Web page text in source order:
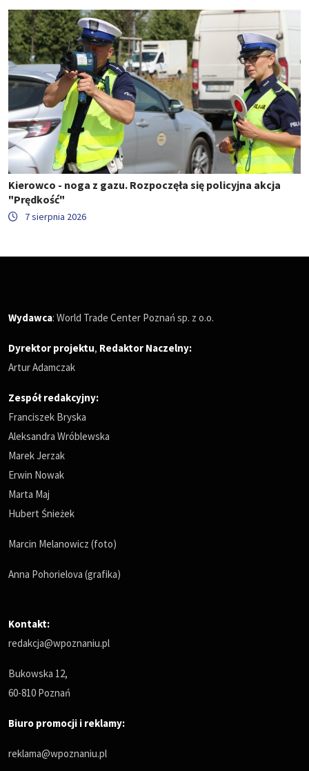
Kierowco - noga z gazu. Rozpoczęła się policyjna akcja
"Prędkość"
7 sierpnia 2026
Wydawca: World Trade Center Poznań sp. z o.o.
Dyrektor projektu, Redaktor Naczelny:
Artur Adamczak
Zespół redakcyjny:
Franciszek Bryska
Aleksandra Wróblewska
Marek Jerzak
Erwin Nowak
Marta Maj
Hubert Śnieżek
Marcin Melanowicz (foto)
Anna Pohorielova (grafika)
Kontakt:
redakcja@wpoznaniu.pl
Bukowska 12,
60-810 Poznań
Biuro promocji i reklamy:
reklama@wpoznaniu.pl